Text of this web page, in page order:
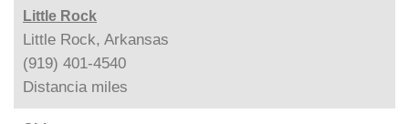
Little Rock
Little Rock, Arkansas
(919) 401-4540
Distancia miles